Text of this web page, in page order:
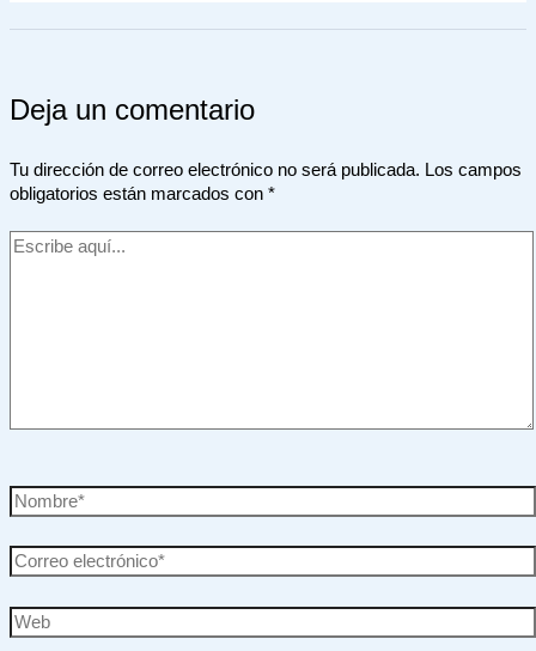
Deja un comentario
Tu dirección de correo electrónico no será publicada. Los campos
obligatorios están marcados con *
Escribe
Nombre*
Correo
electrónico*
Web